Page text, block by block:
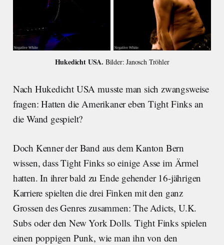
Hukedicht USA. Bilder: Janosch Tröhler
Nach Hukedicht USA musste man sich zwangsweise
fragen: Hatten die Amerikaner eben Tight Finks an
die Wand gespielt?
Doch Kenner der Band aus dem Kanton Bern
wissen, dass Tight Finks so einige Asse im Ärmel
hatten. In ihrer bald zu Ende gehender 16-jährigen
Karriere spielten die drei Finken mit den ganz
Grossen des Genres zusammen: The Adicts, U.K.
Subs oder den New York Dolls. Tight Finks spielen
einen poppigen Punk, wie man ihn von den